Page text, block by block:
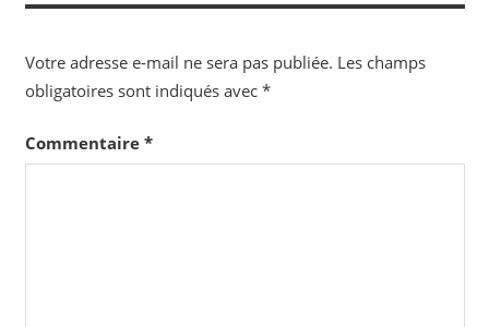
Votre adresse e-mail ne sera pas publiée. Les champs
obligatoires sont indiqués avec *
Commentaire *